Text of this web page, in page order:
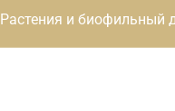
Растения и биофильный